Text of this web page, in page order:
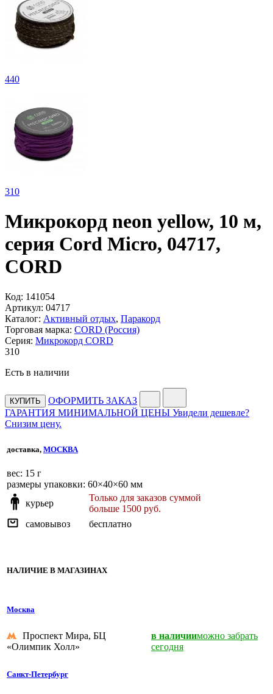
440
310
Микрокорд neon yellow, 10 м,
серия Cord Micro, 04717,
CORD
Код: 141054
Артикул: 04717
Каталог: Активный отдых, Паракорд
Торговая марка: CORD (Россия)
Серия: Микрокорд CORD
310
Есть в наличии
КУПИТЬ
ОФОРМИТЬ ЗАКАЗ
ГАРАНТИЯ МИНИМАЛЬНОЙ ЦЕНЫ Увидели дешевле?
Снизим цену.
доставка, МОСКВА
веc: 15 г
размеры упаковки: 60×40×60 мм
курьер
Только для заказов суммой
больше 1500 руб.
самовывоз
бесплатно
НАЛИЧИЕ В МАГАЗИНАХ
Москва
Проспект Мира, БЦ
«Олимпик Холл»
в наличииможно забрать
сегодня
Санкт-Петербург